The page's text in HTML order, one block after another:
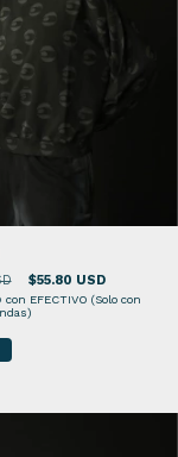
$55.80 USD
con EFECTIVO (Solo con